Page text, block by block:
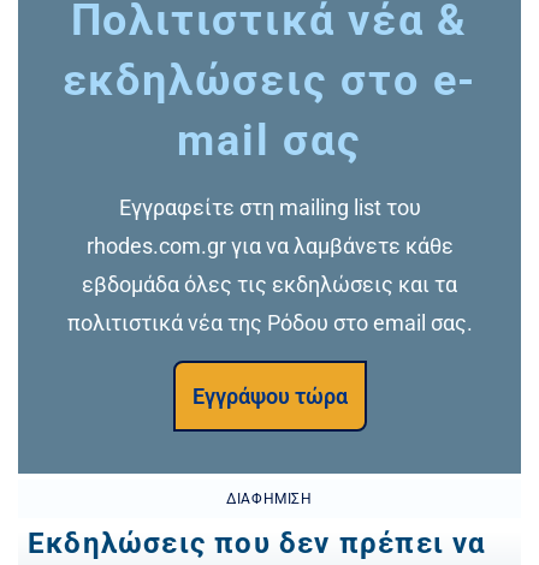
Πολιτιστικά νέα &
εκδηλώσεις στο e-
mail σας
Εγγραφείτε στη mailing list του
rhodes.com.gr για να λαμβάνετε κάθε
εβδομάδα όλες τις εκδηλώσεις και τα
πολιτιστικά νέα της Ρόδου στο email σας.
Εγγράψου τώρα
ΔΙΑΦΉΜΙΣΗ
Εκδηλώσεις που δεν πρέπει να